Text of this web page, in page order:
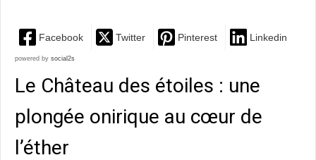
Facebook Twitter Pinterest Linkedin
powered by social2s
Le Château des étoiles : une
plongée onirique au cœur de
l’éther